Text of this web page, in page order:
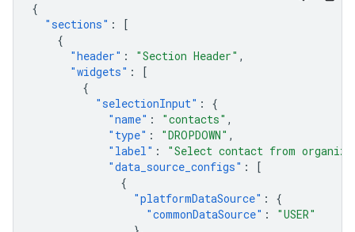
{
"sections" :
[
{
"header" : "Section Header" ,
"widgets" :
[
{
"selectionInput" :
{
"name" : "contacts" ,
"type" : "DROPDOWN" ,
"label" :
"Select contact from
"data_source_configs" :
[
{
"platformDataSource" :
{
"commonDataSource" :
"USER"